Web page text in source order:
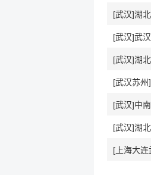
[武汉]湖
[武汉]武
[武汉]湖
[武汉苏
[武汉]中
[武汉]湖
[上海大